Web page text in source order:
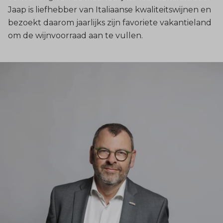
Jaap is liefhebber van Italiaanse kwaliteitswijnen en
bezoekt daarom jaarlijks zijn favoriete vakantieland
om de wijnvoorraad aan te vullen.